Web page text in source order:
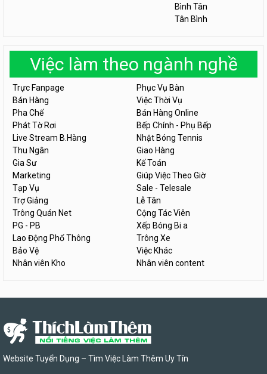
Bình Tân
Tân Bình
Việc làm theo ngành nghề
Trực Fanpage
Phục Vụ Bàn
Bán Hàng
Việc Thời Vụ
Pha Chế
Bán Hàng Online
Phát Tờ Rơi
Bếp Chính - Phụ Bếp
Live Stream B.Hàng
Nhặt Bóng Tennis
Thu Ngân
Giao Hàng
Gia Sư
Kế Toán
Marketing
Giúp Việc Theo Giờ
Tạp Vụ
Sale - Telesale
Trợ Giảng
Lễ Tân
Trông Quán Net
Cộng Tác Viên
PG - PB
Xếp Bóng Bi a
Lao Động Phổ Thông
Trông Xe
Bảo Vệ
Việc Khác
Nhân viên Kho
Nhân viên content
Website Tuyển Dụng – Tìm Việc Làm Thêm Uy Tín